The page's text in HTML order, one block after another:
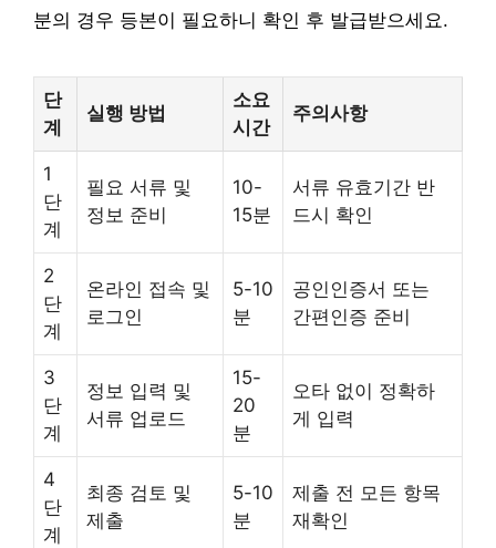
분의 경우 등본이 필요하니 확인 후 발급받으세요.
단
계
실행 방법
소요
시간
주의사항
1
단
계
필요 서류 및
정보 준비
10-
15분
서류 유효기간 반
드시 확인
2
단
계
온라인 접속 및
로그인
5-10
분
공인인증서 또는
간편인증 준비
3
단
계
정보 입력 및
서류 업로드
15-
20
분
오타 없이 정확하
게 입력
4
단
계
최종 검토 및
제출
5-10
분
제출 전 모든 항목
재확인